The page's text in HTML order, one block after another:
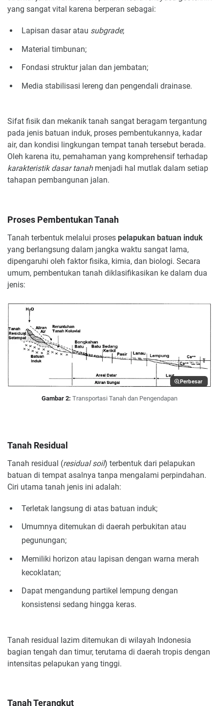
yang sangat vital karena berperan sebagai:
Lapisan dasar atau subgrade;
Material timbunan;
Fondasi struktur jalan dan jembatan;
Media stabilisasi lereng dan pengendali drainase.
Sifat fisik dan mekanik tanah sangat beragam tergantung
pada jenis batuan induk, proses pembentukannya, kadar
air, dan kondisi lingkungan tempat tanah tersebut berada.
Oleh karena itu, pemahaman yang komprehensif terhadap
karakteristik dasar tanahmenjadi hal mutlak dalam setiap
tahapan pembangunan jalan.
Proses Pembentukan Tanah
Tanah terbentuk melalui proses pelapukan batuan induk
yang berlangsung dalam jangka waktu sangat lama,
dipengaruhi oleh faktor fisika, kimia, dan biologi. Secara
umum, pembentukan tanah diklasifikasikan ke dalam dua
jenis:
Perbesar
Gambar 2: Transportasi Tanah dan Pengendapan
Tanah Residual
Tanah residual (residual soil) terbentuk dari pelapukan
batuan di tempat asalnya tanpa mengalami perpindahan.
Ciri utama tanah jenis ini adalah:
Terletak langsung di atas batuan induk;
Umumnya ditemukan di daerah perbukitan atau
pegunungan;
Memiliki horizon atau lapisan dengan warna merah
kecoklatan;
Dapat mengandung partikel lempung dengan
konsistensi sedang hingga keras.
Tanah residual lazim ditemukan di wilayah Indonesia
bagian tengah dan timur, terutama di daerah tropis dengan
intensitas pelapukan yang tinggi.
Tanah Terangkut